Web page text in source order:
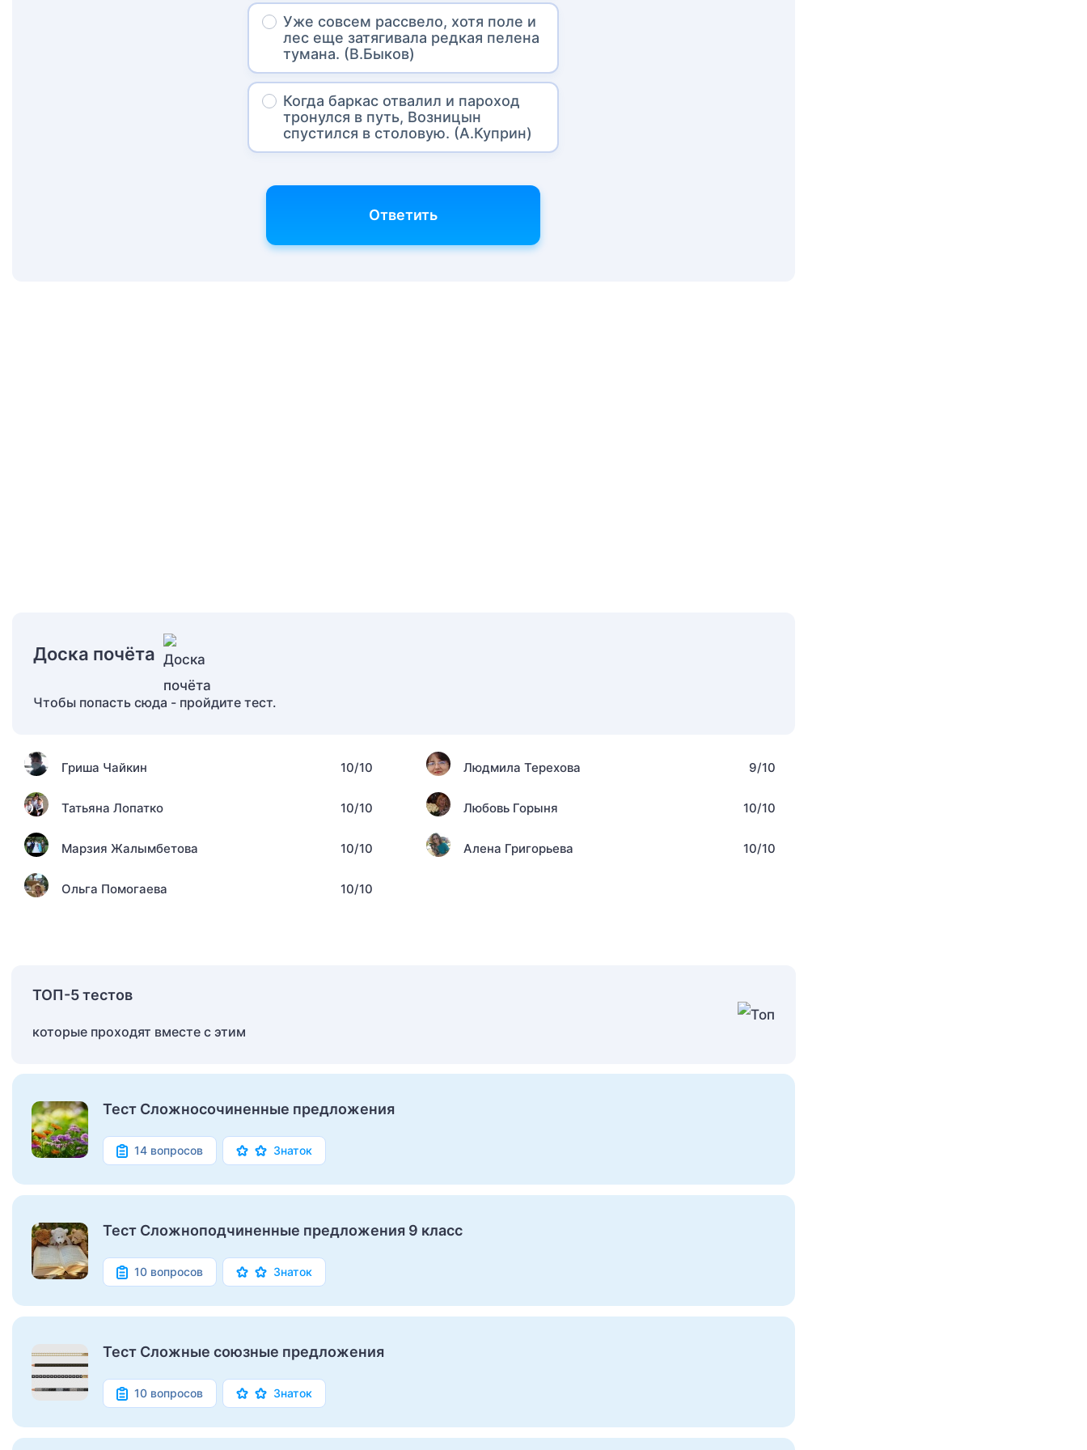
Уже совсем рассвело, хотя поле и
лес еще затягивала редкая пелена
тумана. (В.Быков)
Когда баркас отвалил и пароход
тронулся в путь, Возницын
спустился в столовую. (А.Куприн)
Ответить
Доска почёта
Чтобы попасть сюда - пройдите тест.
Гриша Чайкин 10/10 Людмила Терехова 9/10
Татьяна Лопатко 10/10 Любовь Горыня 10/10
Марзия Жалымбетова 10/10 Алена Григорьева 10/10
Ольга Помогаева 10/10
ТОП-5 тестов
которые проходят вместе с этим
Тест Сложносочиненные предложения
14 вопросов Знаток
Тест Сложноподчиненные предложения 9 класс
10 вопросов Знаток
Тест Сложные союзные предложения
10 вопросов Знаток